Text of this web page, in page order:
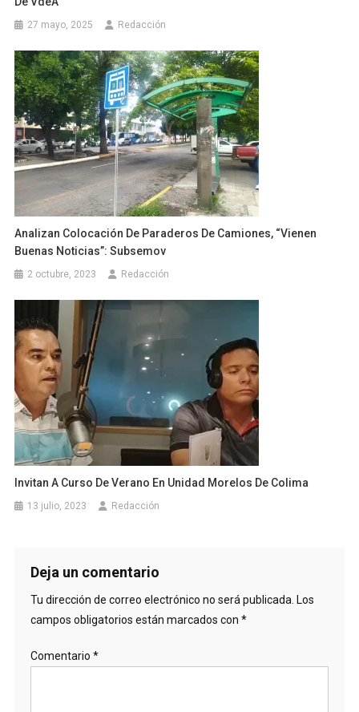
27 mayo, 2025 Redacción
Analizan Colocación De Paraderos De Camiones, “vienen
Buenas Noticias”: Subsemov
2 octubre, 2023 Redacción
Invitan A Curso De Verano En Unidad Morelos De Colima
13 julio, 2023 Redacción
Deja un comentario
Tu dirección de correo electrónico no será publicada. Los
campos obligatorios están marcados con *
Comentario *